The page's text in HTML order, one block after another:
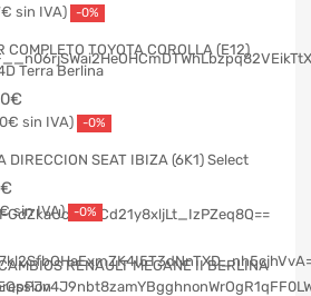
€ -0%
COMPLETO TOYOTA COROLLA (E12)
Terra Berlina
€
€ -0%
DIRECCION SEAT IBIZA (6K1) Select
€
€ -0%
RENAULT MEGANE II BERLINA